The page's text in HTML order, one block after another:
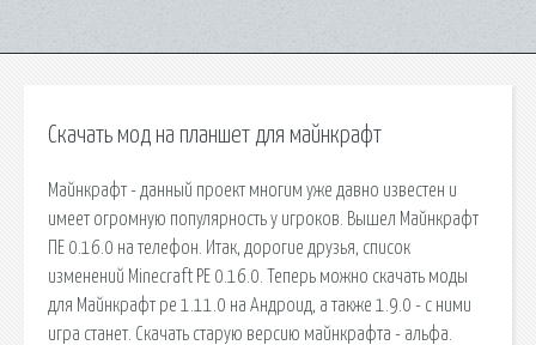
Скачать мод на планшет для майнкрафт
Майнкрафт - данный проект многим уже давно известен и
имеет огромную популярность у игроков. Вышел Майнкрафт
ПЕ 0.16.0 на телефон. Итак, дорогие друзья, список
изменений Minecraft PE 0.16.0. Теперь можно скачать моды
для Майнкрафт pe 1.11.0 на Андроид, а также 1.9.0 - с ними
игра станет. Скачать старую версию майнкрафта - альфа.